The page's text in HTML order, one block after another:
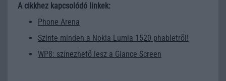
A cikkhez kapcsolódó linkek:
Phone Arena
Szinte minden a Nokia Lumia 1520 phabletrõl!
WP8: színezhetõ lesz a Glance Screen